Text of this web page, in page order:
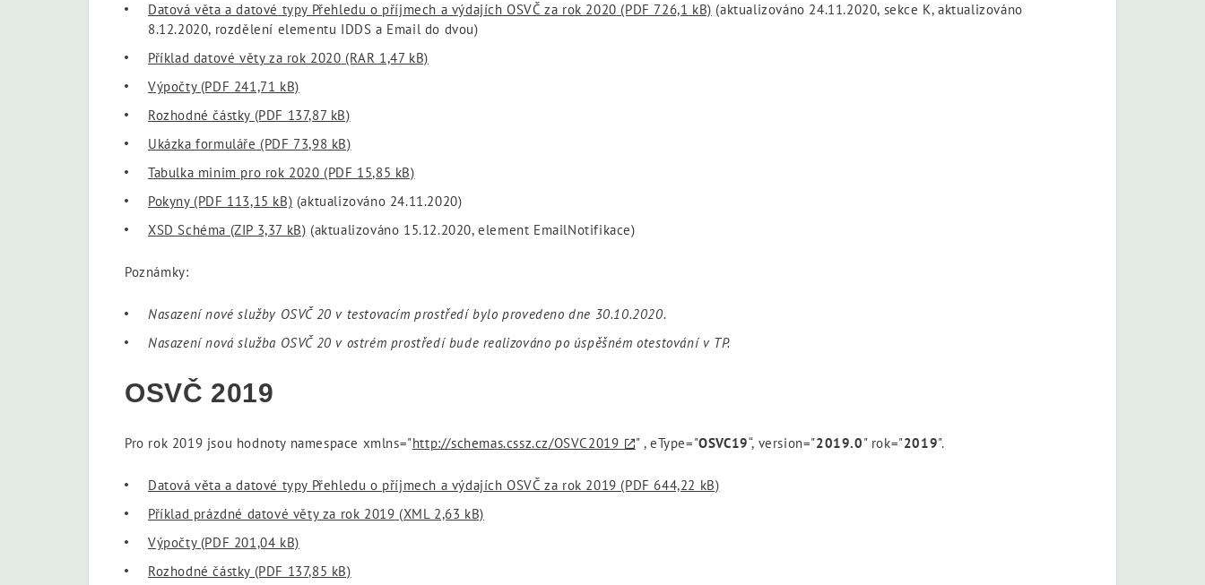
Datová věta a datové typy Přehledu o příjmech a výdajích OSVČ za rok 2020 (PDF 726,1 kB) (aktualizováno 24.11.2020, sekce K, aktualizováno
8.12.2020, rozdělení elementu IDDS a Email do dvou)
Příklad datové věty za rok 2020 (RAR 1,47 kB)
Výpočty(PDF 241,71 kB)
Rozhodné částky (PDF 137,87 kB)
Ukázka formuláře (PDF 73,98 kB)
Tabulka minim pro rok 2020 (PDF 15,85 kB)
Pokyny(PDF 113,15 kB) (aktualizováno 24.11.2020)
XSD Schéma (ZIP 3,37 kB) (aktualizováno 15.12.2020, element EmailNotifikace)
Poznámky:
Nasazení nové služby OSVČ 20 v testovacím prostředí bylo provedeno dne 30.10.2020.
Nasazení nová služba OSVČ 20 v ostrém prostředí bude realizováno po úspěšném otestování v TP.
OSVČ 2019
Pro rok 2019 jsou hodnoty namespace xmlns="http://schemas.cssz.cz/OSVC2019 " , eType="OSVC19“, version="2019.0" rok="2019".
Datová věta a datové typy Přehledu o příjmech a výdajích OSVČ za rok 2019 (PDF 644,22 kB)
Příklad prázdné datové věty za rok 2019 (XML 2,63 kB)
Výpočty(PDF 201,04 kB)
Rozhodné částky (PDF 137,85 kB)